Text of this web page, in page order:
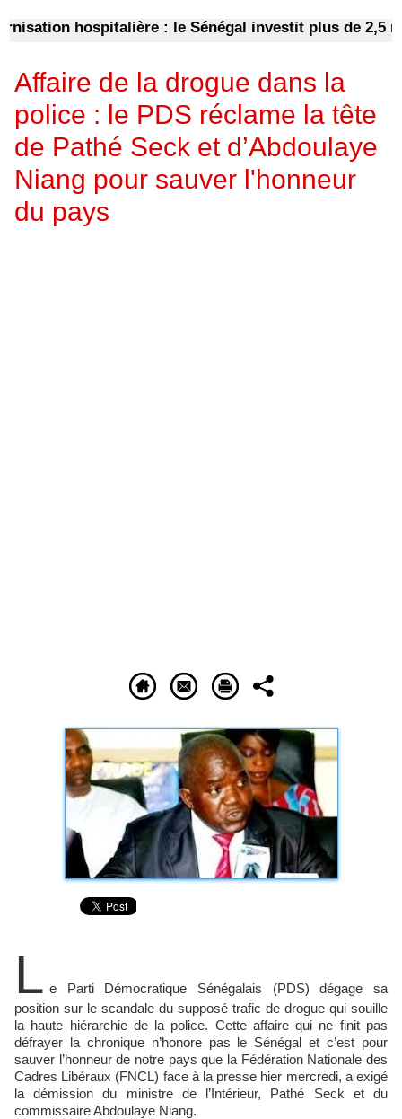
hospitalière : le Sénégal investit plus de 2,5
Affaire de la drogue dans la
police : le PDS réclame la tête
de Pathé Seck et d’Abdoulaye
Niang pour sauver l'honneur
du pays
L e Parti Démocratique Sénégalais (PDS) dégage sa
position sur le scandale du supposé trafic de drogue qui souille
la haute hiérarchie de la police. Cette affaire qui ne finit pas
défrayer la chronique n’honore pas le Sénégal et c’est pour
sauver l’honneur de notre pays que la Fédération Nationale des
Cadres Libéraux (FNCL) face à la presse hier mercredi, a exigé
la démission du ministre de l’Intérieur, Pathé Seck et du
commissaire Abdoulaye Niang.